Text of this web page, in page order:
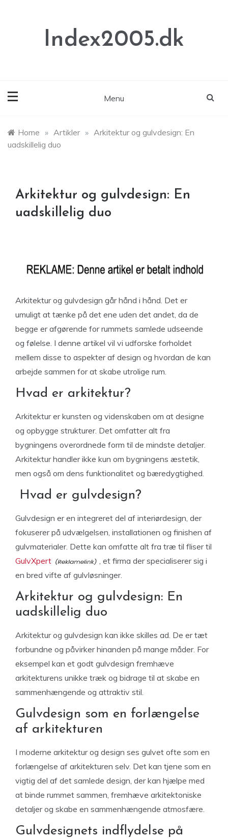
Index2005.dk
Menu
Home » Artikler » Arkitektur og gulvdesign: En
uadskillelig duo
Arkitektur og gulvdesign: En
uadskillelig duo
Arkitektur og gulvdesign går hånd i hånd. Det er
umuligt at tænke på det ene uden det andet, da de
begge er afgørende for rummets samlede udseende
og følelse. I denne artikel vil vi udforske forholdet
mellem disse to aspekter af design og hvordan de kan
arbejde sammen for at skabe utrolige rum.
Hvad er arkitektur?
Arkitektur er kunsten og videnskaben om at designe
og opbygge strukturer. Det omfatter alt fra
bygningens overordnede form til de mindste detaljer.
Arkitektur handler ikke kun om bygningens æstetik,
men også om dens funktionalitet og bæredygtighed.
Hvad er gulvdesign?
Gulvdesign er en integreret del af interiørdesign, der
fokuserer på udvælgelsen, installationen og finishen af
gulvmaterialer. Dette kan omfatte alt fra træ til fliser til
GulvXpert
, et firma der specialiserer sig i
en bred vifte af gulvløsninger.
Arkitektur og gulvdesign: En
uadskillelig duo
Arkitektur og gulvdesign kan ikke skilles ad. De er tæt
forbundne og påvirker hinanden på mange måder. For
eksempel kan et godt gulvdesign fremhæve
arkitekturens unikke træk og bidrage til at skabe en
sammenhængende og attraktiv stil.
Gulvdesign som en forlængelse
af arkitekturen
I moderne arkitektur og design ses gulvet ofte som en
forlængelse af arkitekturen selv. Det kan tjene som en
vigtig del af det samlede design, der kan hjælpe med
at binde rummet sammen, fremhæve arkitektoniske
detaljer og skabe en sammenhængende atmosfære.
Gulvdesignets indflydelse på